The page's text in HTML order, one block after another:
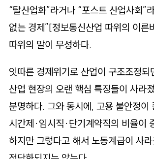
“탈산업화”라거나 “포스트 산업사회”
없는 경제”[정보통신산업 따위의 이른
따위의 말이 무성하다.
잇따른 경제위기로 산업이 구조조정되
산업 현장의 오랜 핵심 특징들이 사라
분명하다. 그와 동시에, 고용 불안정이
시간제·임시직·단기계약직의 비율이
하지만 그렇다고 해서 노동계급이 사라